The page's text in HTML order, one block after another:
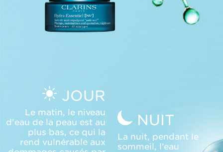
JOUR
Le matin, le niveau
d'eau de la peau est au
plus bas, ce qui la
rend vulnérable aux
NUIT
La nuit, pendant le
sommeil, l’eau
dormez